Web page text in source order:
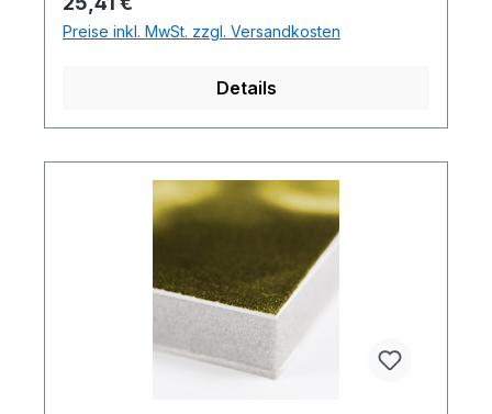
Preise inkl. MwSt. zzgl. Versandkosten
Details